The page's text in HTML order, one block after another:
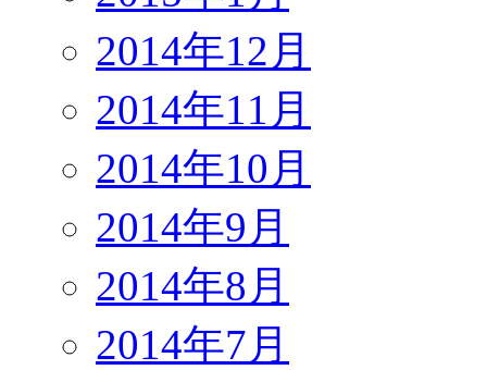
2014年12月
2014年11月
2014年10月
2014年9月
2014年8月
2014年7月